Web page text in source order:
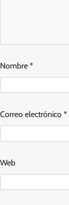
Nombre *
Correo electrónico *
Web